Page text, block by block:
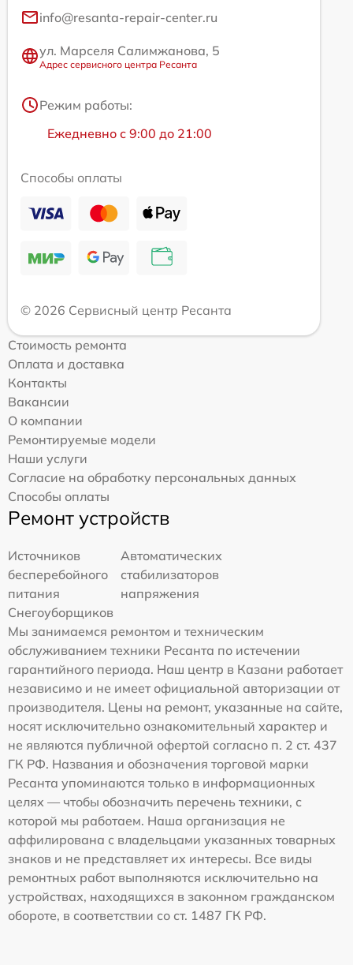
info@resanta-repair-center.ru
ул. Марселя Салимжанова, 5
Адрес сервисного центра Ресанта
Режим работы:
Ежедневно с 9:00 до 21:00
Способы оплаты
© 2026 Сервисный центр Ресанта
Стоимость ремонта
Оплата и доставка
Контакты
Вакансии
О компании
Ремонтируемые модели
Наши услуги
Согласие на обработку персональных данных
Способы оплаты
Ремонт устройств
Источников
бесперебойного
питания
Автоматических
стабилизаторов
напряжения
Снегоуборщиков
Мы занимаемся ремонтом и техническим
обслуживанием техники Ресанта по истечении
гарантийного периода. Наш центр в Казани работает
независимо и не имеет официальной авторизации от
производителя. Цены на ремонт, указанные на сайте,
носят исключительно ознакомительный характер и
не являются публичной офертой согласно п. 2 ст. 437
ГК РФ. Названия и обозначения торговой марки
Ресанта упоминаются только в информационных
целях — чтобы обозначить перечень техники, с
которой мы работаем. Наша организация не
аффилирована с владельцами указанных товарных
знаков и не представляет их интересы. Все виды
ремонтных работ выполняются исключительно на
устройствах, находящихся в законном гражданском
обороте, в соответствии со ст. 1487 ГК РФ.